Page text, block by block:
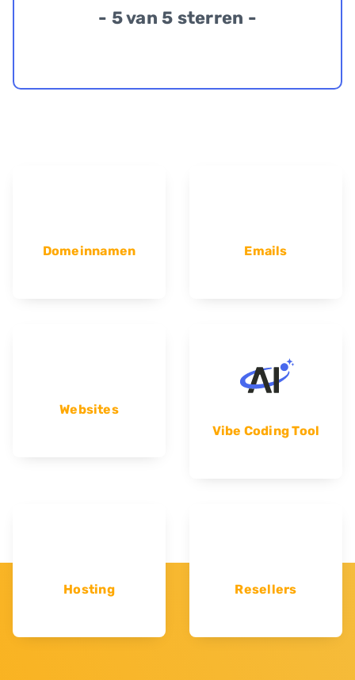
- 5 van 5 sterren -
Domeinnamen Emails
Websites
Vibe Coding Tool
Hosting Resellers